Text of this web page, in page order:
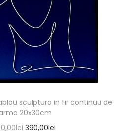
sculptura in fir continuu de
20x30cm
lei 390,00lei